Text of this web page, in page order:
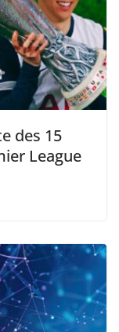
des 15
League